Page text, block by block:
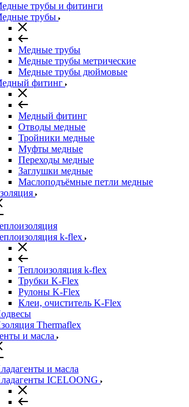
трубы и фитинги
трубы
Медные трубы
Медные трубы метрические
Медные трубы дюймовые
фитинг
Медный фитинг
Отводы медные
Тройники медные
Муфты медные
Переходы медные
Заглушки медные
Маслоподъёмные петли медные
k-flex
Теплоизоляция k-flex
Трубки K-Flex
Рулоны K-Flex
Клеи, очиститель K-Flex
Thermaflex
и масла
и масла
ICELOONG